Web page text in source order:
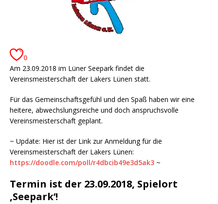
0
Am 23.09.2018 im Lüner Seepark findet die
Vereinsmeisterschaft der Lakers Lünen statt.
Für das Gemeinschaftsgefühl und den Spaß haben wir eine
heitere, abwechslungsreiche und doch anspruchsvolle
Vereinsmeisterschaft geplant.
~ Update: Hier ist der Link zur Anmeldung für die
Vereinsmeisterschaft der Lakers Lünen:
https://doodle.com/poll/r4dbcib49e3d5ak3 ~
Termin ist der 23.09.2018, Spielort
‚Seepark‘!